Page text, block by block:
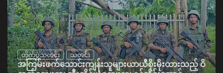
တိုက်ပွဲသတင်း သတင်း
အကြမ်းဖက်သောင်းကျန်းသူများယာယီစိုးမိုးထားသည့် ဝိ